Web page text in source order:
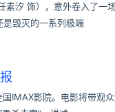
素汐 饰），意外卷入了一
是毁灭的一系列极端
IMAX影院。电影将带观